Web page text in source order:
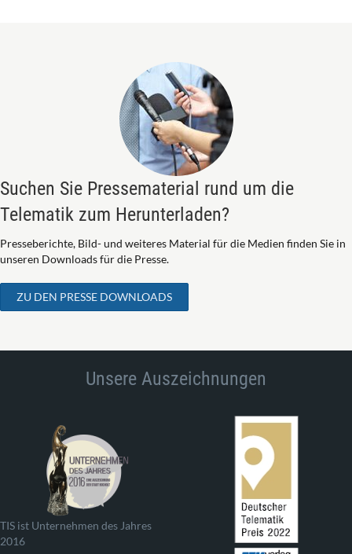
Suchen Sie Pressematerial rund um die
Telematik zum Herunterladen?
Presseberichte, Bild- und weiteres Material für die Medien finden Sie in
unseren Downloads für die Presse.
ZU DEN PRESSE DOWNLOADS
Unsere Auszeichnungen
TIS ist Unternehmen des Jahres
2016